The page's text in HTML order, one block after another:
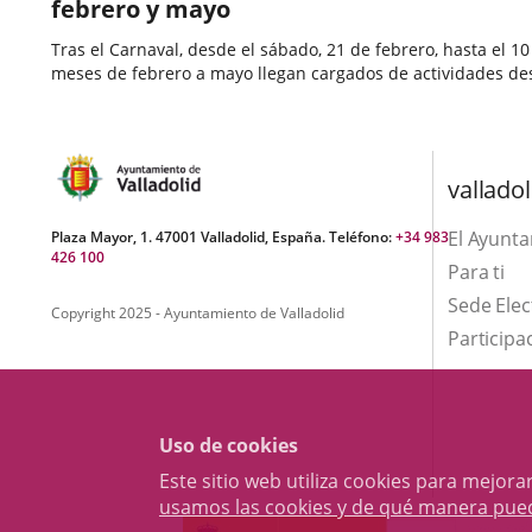
Uso de cookies
Este sitio web utiliza cookies para
usamos las cookies y de qué manera
febrero y mayo
Tras el Carnaval, desde el sábado, 21 de febrero, hasta el
meses de febrero a mayo llegan cargados de actividades
de
la
Plaza Mayor, 1. 47001 Valladolid, España. Teléfono:+34 983
426 100
Copyright 2025 - Ayuntamiento de Valladolid
El
Para ti
Sede